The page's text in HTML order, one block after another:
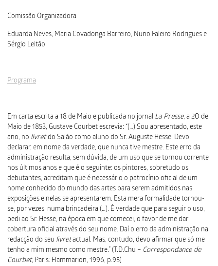
Comissão Organizadora
Eduarda Neves, Maria Covadonga Barreiro, Nuno Faleiro Rodrigues e
Sérgio Leitão
Programa
Em carta escrita a 18 de Maio e publicada no jornal La Presse, a 2O de
Maio de 1853, Gustave Courbet escrevia: “(…) Sou apresentado, este
ano, no livretdo Salão como aluno do Sr. Auguste Hesse. Devo
declarar, em nome da verdade, que nunca tive mestre. Este erro da
administração resulta, sem dúvida, de um uso que se tornou corrente
nos últimos anos e que é o seguinte: os pintores, sobretudo os
debutantes, acreditam que é necessário o patrocínio oficial de um
nome conhecido do mundo das artes para serem admitidos nas
exposições e nelas se apresentarem. Esta mera formalidade tornou-
se, por vezes, numa brincadeira (…). É verdade que para seguir o uso,
pedi ao Sr. Hesse, na época em que comecei, o favor de me dar
cobertura oficial através do seu nome. Daí o erro da administração na
redacção do seu livretactual. Mas, contudo, devo afirmar que só me
tenho a mim mesmo como mestre.” (T.D.Chu – Correspondance de
Courbet, Paris: Flammarion, 1996, p.95)